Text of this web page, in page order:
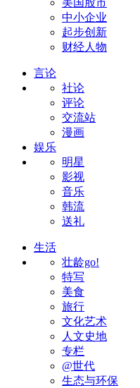
美国股市
中小企业
起步创新
财经人物
言论
社论
评论
交流站
漫画
娱乐
明星
影视
音乐
韩流
送礼
生活
壮龄go!
特写
美食
旅行
文化艺术
人文史地
专栏
@世代
生态与环保